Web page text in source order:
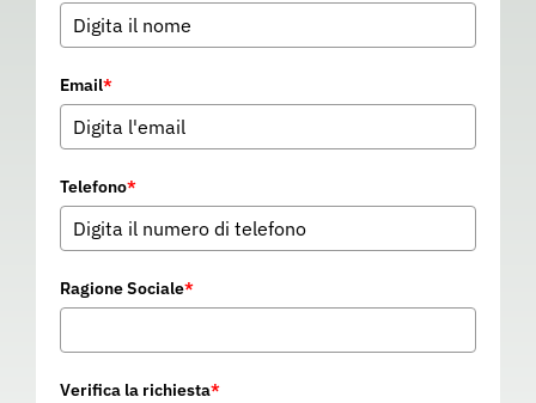
Email*
Telefono*
Ragione Sociale*
Verifica la richiesta*